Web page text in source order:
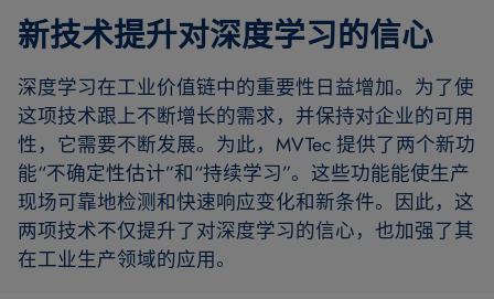
新技术提升对深度学习的信心
深度学习在工业价值链中的重要性日益增加。为了使
这项技术跟上不断增长的需求，并保持对企业的可用
性，它需要不断发展。为此，MVTec 提供了两个新功
能“不确定性估计”和“持续学习”。这些功能能使生产
现场可靠地检测和快速响应变化和新条件。因此，这
两项技术不仅提升了对深度学习的信心，也加强了其
在工业生产领域的应用。